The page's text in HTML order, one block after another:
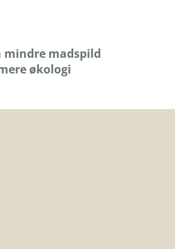
mindre madspild
økologi